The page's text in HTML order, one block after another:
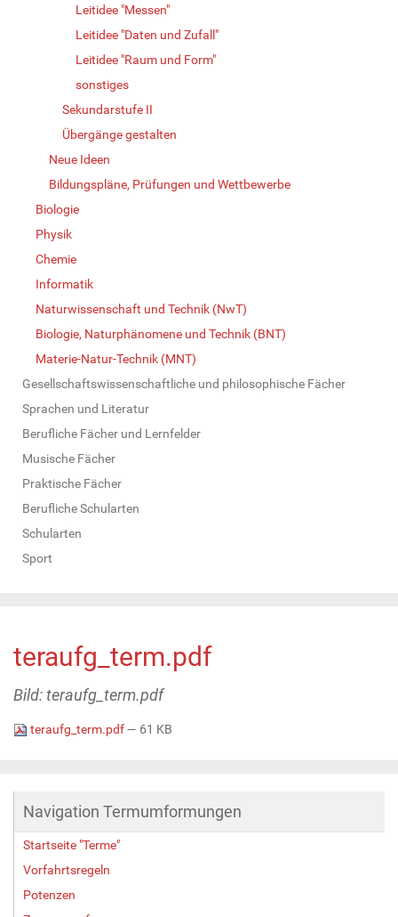
Leitidee "Messen"
Leitidee "Daten und Zufall"
Leitidee "Raum und Form"
sonstiges
Sekundarstufe II
Übergänge gestalten
Neue Ideen
Bildungspläne, Prüfungen und Wettbewerbe
Biologie
Physik
Chemie
Informatik
Naturwissenschaft und Technik (NwT)
Biologie, Naturphänomene und Technik (BNT)
Materie-Natur-Technik (MNT)
Gesellschaftswissenschaftliche und philosophische Fächer
Sprachen und Literatur
Berufliche Fächer und Lernfelder
Musische Fächer
Praktische Fächer
Berufliche Schularten
Schularten
Sport
teraufg_term.pdf
Bild: teraufg_term.pdf
teraufg_term.pdf— 61 KB
Navigation Termumformungen
Startseite "Terme"
Vorfahrtsregeln
Potenzen